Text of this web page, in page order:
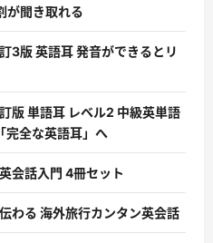
が聞き取れる
3版 英語耳 発音ができるとリ
版 単語耳 レベル2 中級英単語
全な英語耳」へ
会話入門 4冊セット
わる 海外旅行カンタン英会話